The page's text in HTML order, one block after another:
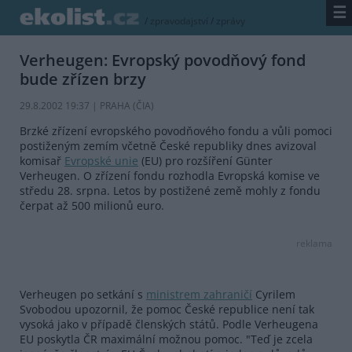
/ zpravodajství / zprávy ☰
Verheugen: Evropský povodňový fond
bude zřízen brzy
29.8.2002 19:37 | PRAHA (ČIA)
Brzké zřízení evropského povodňového fondu a vůli pomoci
postiženým zemím včetně České republiky dnes avizoval
komisař Evropské unie (EU) pro rozšíření Günter
Verheugen. O zřízení fondu rozhodla Evropská komise ve
středu 28. srpna. Letos by postižené země mohly z fondu
čerpat až 500 milionů euro.
reklama
Verheugen po setkání s ministrem zahraničí Cyrilem
Svobodou upozornil, že pomoc České republice není tak
vysoká jako v případě členských států. Podle Verheugena
EU poskytla ČR maximální možnou pomoc. "Teď je zcela